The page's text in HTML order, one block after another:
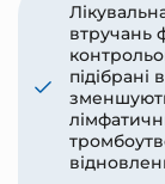
втручань